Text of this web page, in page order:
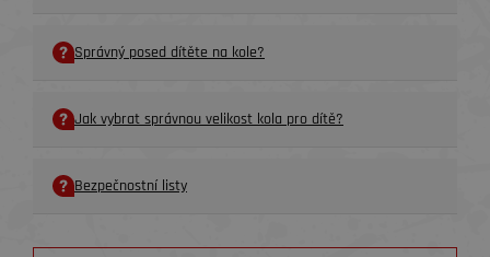
Správný posed dítěte na kole?
Jak vybrat správnou velikost kola pro dítě?
Bezpečnostní listy